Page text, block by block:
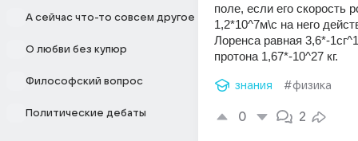
А сейчас что-то совсем другое
О любви без купюр
Философский вопрос
Политические дебаты
поле, если его скорость
1,2*10^7м\с на него
Лоренса равная 3,6*-
протона 1,67*-10^27 кг.
знания #физика
0 2